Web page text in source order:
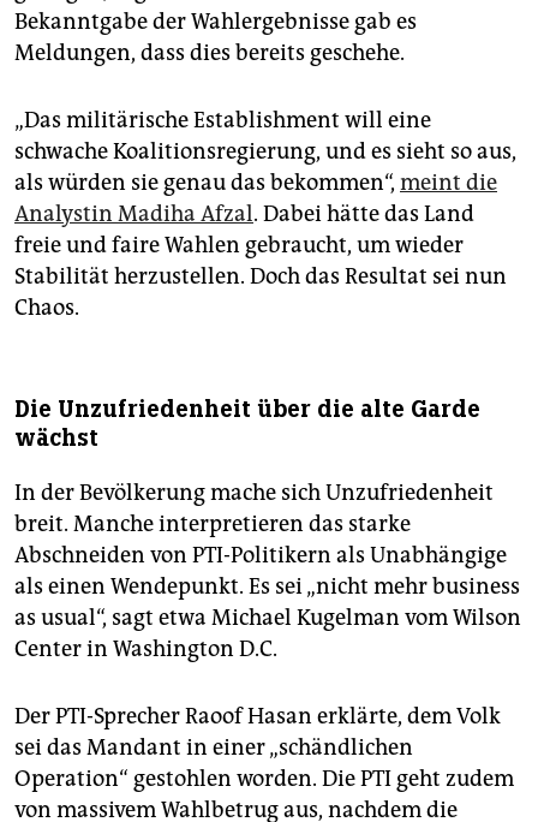
Bekanntgabe der Wahlergebnisse gab es
Meldungen, dass dies bereits geschehe.
„Das militärische Establishment will eine
schwache Koalitionsregierung, und es sieht so aus,
als würden sie genau das bekommen“, meint die
Analystin Madiha Afzal. Dabei hätte das Land
freie und faire Wahlen gebraucht, um wieder
Stabilität herzustellen. Doch das Resultat sei nun
Chaos.
Die Unzufriedenheit über die alte Garde
wächst
In der Bevölkerung mache sich Unzufriedenheit
breit. Manche interpretieren das starke
Abschneiden von PTI-Politikern als Unabhängige
als einen Wendepunkt. Es sei „nicht mehr business
as usual“, sagt etwa Michael Kugelman vom Wilson
Center in Washington D.C.
Der PTI-Sprecher Raoof Hasan erklärte, dem Volk
sei das Mandant in einer „schändlichen
Operation“ gestohlen worden. Die PTI geht zudem
von massivem Wahlbetrug aus, nachdem die